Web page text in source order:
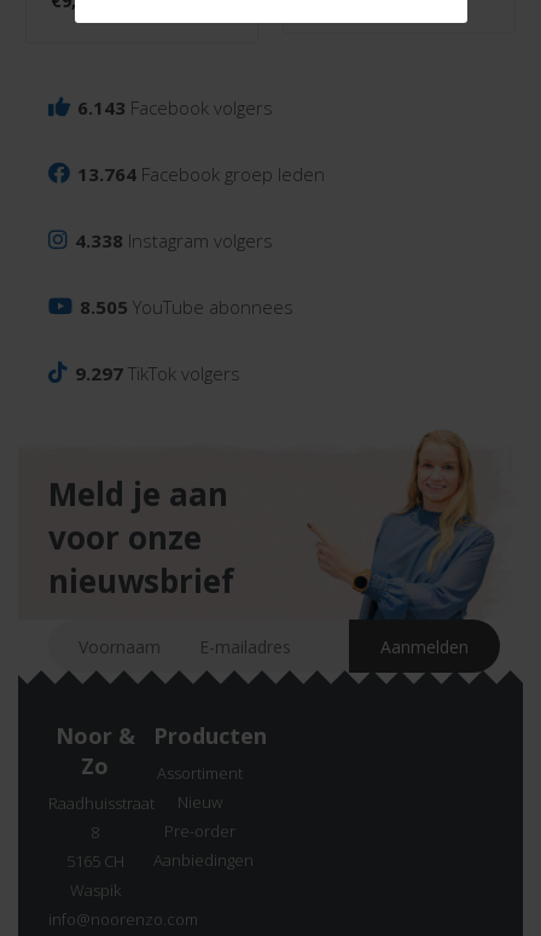
6.143 Facebook volgers
13.764 Facebook groep leden
4.338 Instagram volgers
8.505 YouTube abonnees
9.297 TikTok volgers
Meld je aan
voor onze
nieuwsbrief
Noor &
Zo
Raadhuisstraat
8
5165 CH
Waspik
info@noorenzo.com
Producten
Assortiment
Nieuw
Pre-order
Aanbiedingen